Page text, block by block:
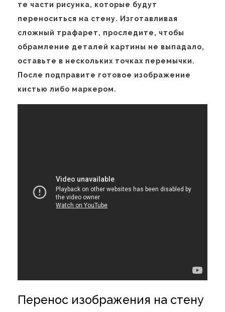
те части рисунка, которые будут
переноситься на стену. Изготавливая
сложный трафарет, проследите, чтобы
обрамление деталей картины не выпадало,
оставьте в нескольких точках перемычки.
После подправите готовое изображение
кистью либо маркером.
Перенос изображения на стену